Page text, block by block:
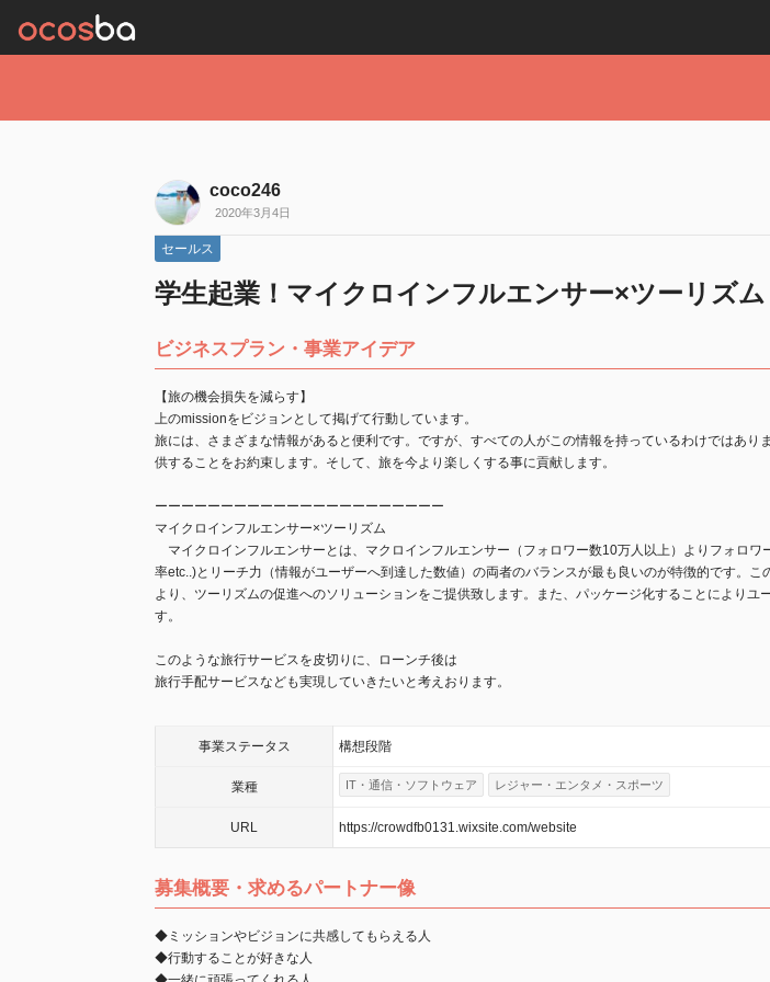
coco246
2020年3月4日
セールス
学生起業！マイクロインフルエンサー×ツーリズム
ビジネスプラン・事業アイデア
【旅の機会損失を減らす】
上のmissionをビジョンとして掲げて行動しています。
旅には、さまざまな情報があると便利です。ですが、すべての人がこの情報を持っているわけではあり
供することをお約束します。そして、旅を今より楽しくする事に貢献します。
ーーーーーーーーーーーーーーーーーーーーーー
マイクロインフルエンサー×ツーリズム
マイクロインフルエンサーとは、マクロインフルエンサー（フォロワー数10万人以上）よりフォロ
率etc..)とリーチ力（情報がユーザーへ到達した数値）の両者のバランスが最も良いのが特徴的です。​
より、ツーリズムの促進へのソリューションをご提供致します。また、パッケージ化することによりユ
す。
このような旅行サービスを皮切りに、ローンチ後は
旅行手配サービスなども実現していきたいと考えおります。
事業ステータス 構想段階
業種 IT・通信・ソフトウェア レジャー・エンタメ・スポーツ
URL https://crowdfb0131.wixsite.com/website
募集概要・求めるパートナー像
◆ミッションやビジョンに共感してもらえる人
◆行動することが好きな人